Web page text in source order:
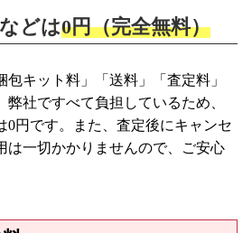
どは0円（完全無料）
キット料」「送料」「査定料」
弊社ですべて負担しているため、
0円です。また、査定後にキャンセ
は一切かかりませんので、ご安心